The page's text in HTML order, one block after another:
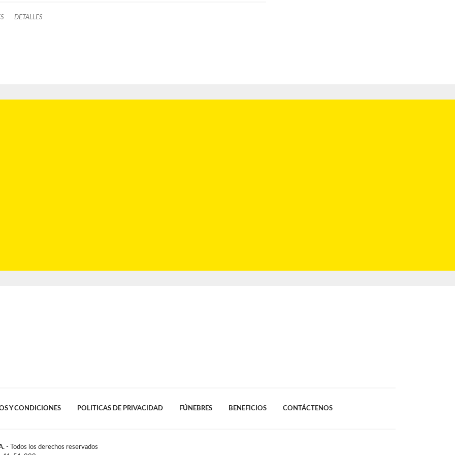
DETALLES
Y CONDICIONES POLITICAS DE PRIVACIDAD FÚNEBRES BENEFICIOS CONTÁCTENOS
- Todos los derechos reservados